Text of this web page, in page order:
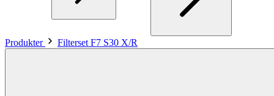
Produkter Filterset F7 S30 X/R